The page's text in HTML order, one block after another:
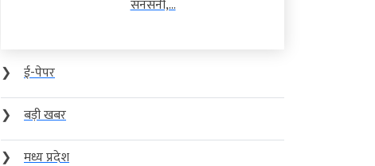
सनसनी,...
❯
ई-पेपर
❯
बड़ी खबर
❯
मध्य प्रदेश